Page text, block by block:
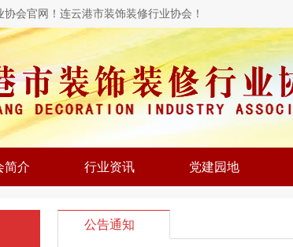
会官网！连云港市装饰装修行业协会！
简介 行业资讯 党建园地
公告通知